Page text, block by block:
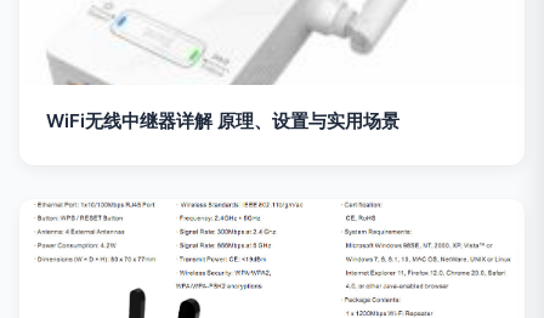
WiFi无线中继器详解 原理、设置与实用场景